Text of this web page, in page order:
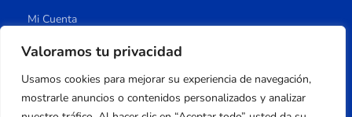
Valoramos tu privacidad
Usamos cookies para mejorar su experiencia de navegación,
mostrarle anuncios o contenidos personalizados y analizar
Mi Cuenta
Carrito
Lista De Deseos